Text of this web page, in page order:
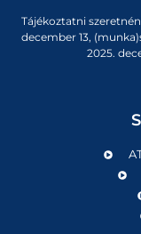
Tájékoztatni
december 13,
2025.